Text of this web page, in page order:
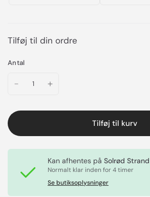
Tilføj til din ordre
Antal
Tilføj til kurv
Kan afhentes påSolrød Strand
Normalt klar inden for 4 timer
Se butiksoplysninger